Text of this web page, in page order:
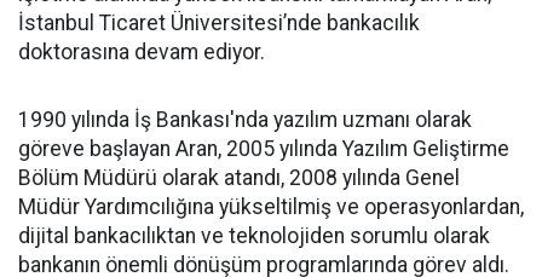
İstanbul Ticaret Üniversitesi’nde bankacılık
doktorasına devam ediyor.
1990 yılında İş Bankası'nda yazılım uzmanı olarak
göreve başlayan Aran, 2005 yılında Yazılım Geliştirme
Bölüm Müdürü olarak atandı, 2008 yılında Genel
Müdür Yardımcılığına yükseltilmiş ve operasyonlardan,
dijital bankacılıktan ve teknolojiden sorumlu olarak
bankanın önemli dönüşüm programlarında görev aldı.